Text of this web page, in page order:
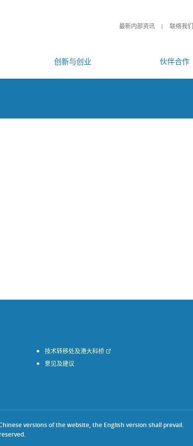
最新内部资讯 联络我们
创新与创业 伙伴合作
技术转移处及港大科桥
意见及建议
versions of the website, the English version shall prevail.